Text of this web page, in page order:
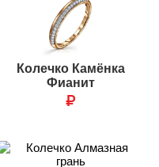
Колечко Камёнка
Фианит
₽